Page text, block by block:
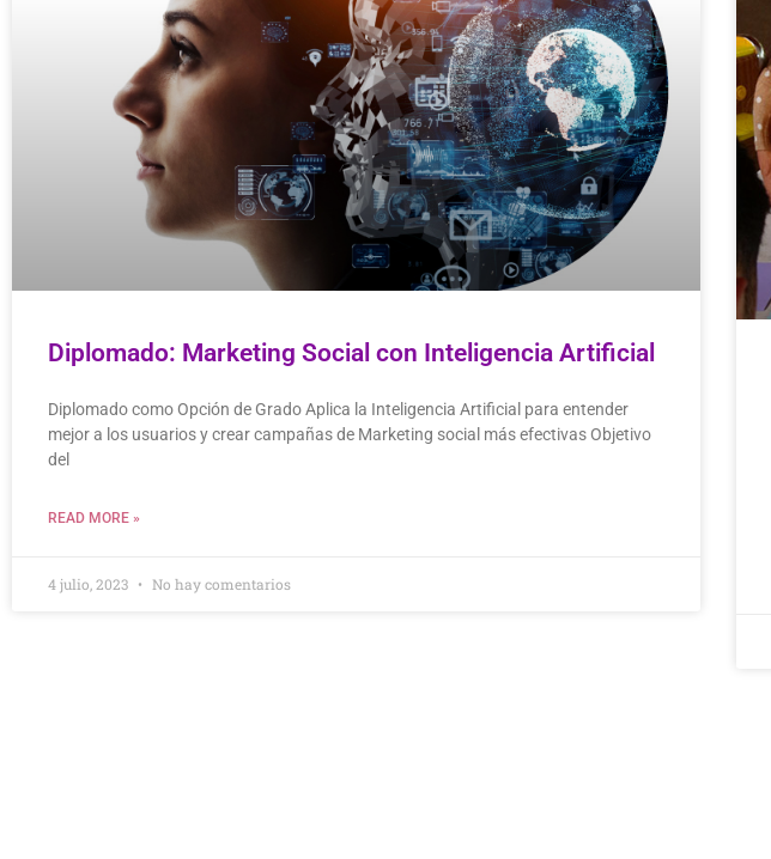
Diplomado: Marketing Social con Inteligencia Artificial
Diplomado como Opción de Grado Aplica la Inteligencia Artificial para entender
mejor a los usuarios y crear campañas de Marketing social más efectivas Objetivo
del
READ MORE »
4 julio, 2023 No hay comentarios